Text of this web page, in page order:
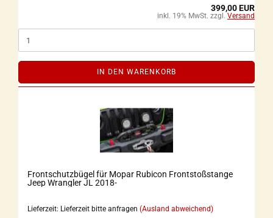
399,00 EUR
inkl. 19% MwSt. zzgl. Versand
IN DEN WARENKORB
Frontschutzbügel für Mopar Rubicon Frontstoßstange
Jeep Wrangler JL 2018-
Lieferzeit: Lieferzeit bitte anfragen (Ausland abweichend)